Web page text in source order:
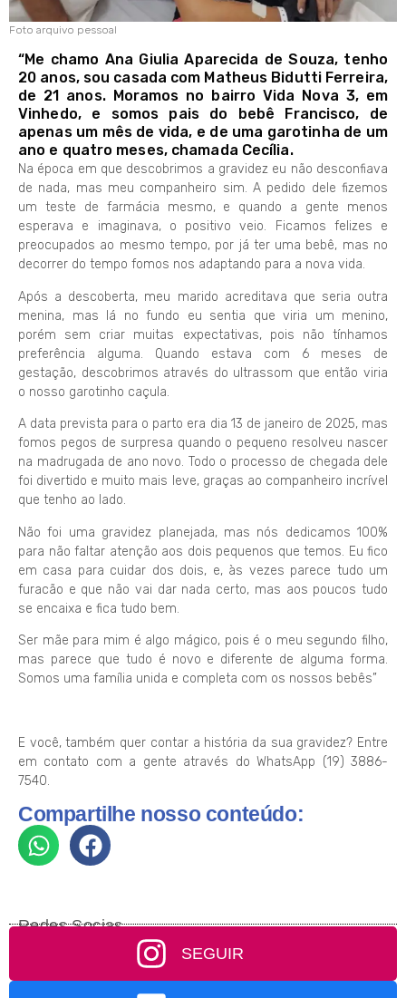
Foto arquivo pessoal
“Me chamo Ana Giulia Aparecida de Souza, tenho
20 anos, sou casada com Matheus Bidutti Ferreira,
de 21 anos. Moramos no bairro Vida Nova 3, em
Vinhedo, e somos pais do bebê Francisco, de
apenas um mês de vida, e de uma garotinha de um
ano e quatro meses, chamada Cecília.
Na época em que descobrimos a gravidez eu não desconfiava
de nada, mas meu companheiro sim. A pedido dele fizemos
um teste de farmácia mesmo, e quando a gente menos
esperava e imaginava, o positivo veio. Ficamos felizes e
preocupados ao mesmo tempo, por já ter uma bebê, mas no
decorrer do tempo fomos nos adaptando para a nova vida.
Após a descoberta, meu marido acreditava que seria outra
menina, mas lá no fundo eu sentia que viria um menino,
porém sem criar muitas expectativas, pois não tínhamos
preferência alguma. Quando estava com 6 meses de
gestação, descobrimos através do ultrassom que então viria
o nosso garotinho caçula.
A data prevista para o parto era dia 13 de janeiro de 2025, mas
fomos pegos de surpresa quando o pequeno resolveu nascer
na madrugada de ano novo. Todo o processo de chegada dele
foi divertido e muito mais leve, graças ao companheiro incrível
que tenho ao lado.
Não foi uma gravidez planejada, mas nós dedicamos 100%
para não faltar atenção aos dois pequenos que temos. Eu fico
em casa para cuidar dos dois, e, às vezes parece tudo um
furacão e que não vai dar nada certo, mas aos poucos tudo
se encaixa e fica tudo bem.
Ser mãe para mim é algo mágico, pois é o meu segundo filho,
mas parece que tudo é novo e diferente de alguma forma.
Somos uma família unida e completa com os nossos bebês”
E você, também quer contar a história da sua gravidez? Entre
em contato com a gente através do WhatsApp (19) 3886-
7540.
Compartilhe nosso conteúdo:
Redes Socias
SEGUIR